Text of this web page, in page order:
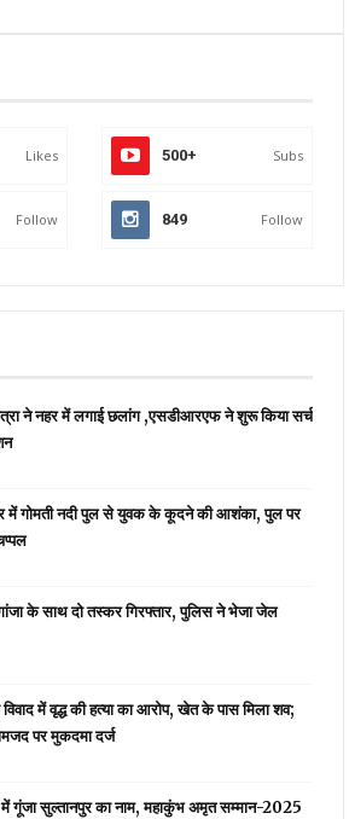
Likes 500+ Subs
Follow 849 Follow
ने नहर में लगाई छलांग ,एसडीआरएफ ने शुरू किया सर्च
में गोमती नदी पुल से युवक के कूदने की आशंका, पुल पर
के साथ दो तस्कर गिरफ्तार, पुलिस ने भेजा जेल
विवाद में वृद्ध की हत्या का आरोप, खेत के पास मिला शव;
पर मुकदमा दर्ज
में गूंजा सुल्तानपुर का नाम, महाकुंभ अमृत सम्मान-2025